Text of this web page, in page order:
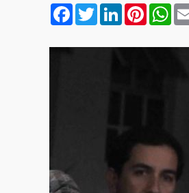
Facebook
TwitterLinkedIn